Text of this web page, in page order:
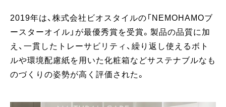
2019年は、株式会社ビオスタイルの「NEMOHAMOブ
ースターオイル」が最優秀賞を受賞。製品の品質に加
え、一貫したトレーサビリティ、繰り返し使えるボト
ルや環境配慮紙を用いた化粧箱などサステナブルなも
のづくりの姿勢が高く評価された。